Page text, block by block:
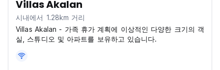
Villas Akalan
시내에서 1.28km 거리
Villas Akalan - 가족 휴가 계획에 이상적인 다양한 크기의 객
실, 스튜디오 및 아파트를 보유하고 있습니다.